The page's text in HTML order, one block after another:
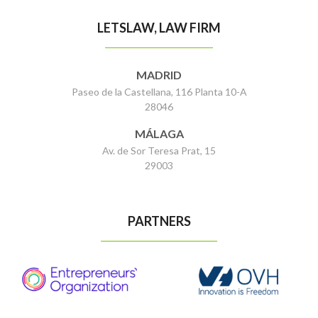
LETSLAW, LAW FIRM
MADRID
Paseo de la Castellana, 116 Planta 10-A
28046
MÁLAGA
Av. de Sor Teresa Prat, 15
29003
PARTNERS